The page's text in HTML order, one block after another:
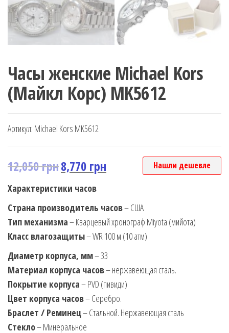
Часы женские Michael Kors
(Майкл Корс) MK5612
Артикул: Michael Kors MK5612
12,050грн8,770 грн Нашли дешевле
Характеристики часов
Страна производитель часов– США
Тип механизма– Кварцевый хронограф Miyota (мийота)
Класс влагозащиты– WR 100 м (10 атм)
Диаметр корпуса, мм– 33
Материал корпуса часов– нержавеющая сталь.
Покрытие корпуса– PVD (пивиди)
Цвет корпуса часов– Серебро.
Браслет / Реминец– Стальной. Нержавеющая сталь
Стекло– Минеральное